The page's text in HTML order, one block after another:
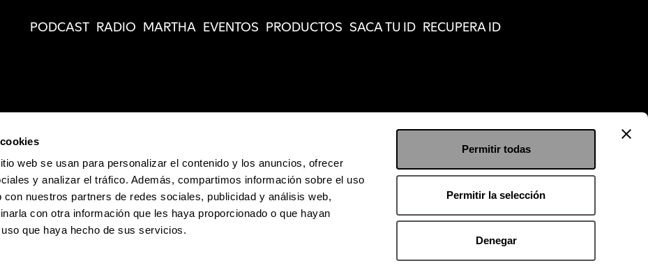
web se usan para personalizar el contenido y los anuncios, ofrecer
y analizar el tráfico. Además, compartimos información sobre el uso
con nuestros partners de redes sociales, publicidad y análisis web,
con otra información que les haya proporcionado o que hayan
que haya hecho de sus servicios.
Permitir todas
Permitir la selección
Denegar
PODCAST RADIO MARTHA EVENTOS PRODUCTOS SACA TU ID RECUPERA ID